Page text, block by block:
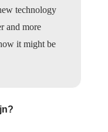
technology
and more
it might be